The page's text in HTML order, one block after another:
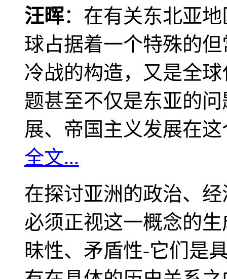
汪晖：在有关东北亚
球占据着一个特殊的
冷战的构造，又是全
题甚至不仅是东亚的
展、帝国主义发展在
全文...
在探讨亚洲的政治、
必须正视这一概念的
昧性、矛盾性-它们是